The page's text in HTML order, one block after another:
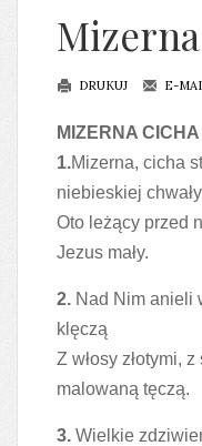
DRUKUJ E-
MIZERNA CICHA
1.Mizerna, cicha
niebieskiej
Oto leżący przed
Jezus mały.
2. Nad Nim anieli
klęczą
Z włosy złotymi, z
malowaną tęczą.
3. Wielkie